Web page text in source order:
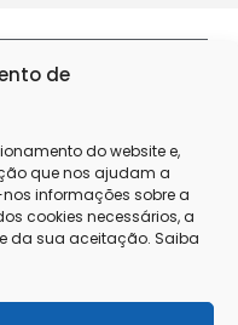
de
do website e,
que nos ajudam a
informações sobre a
cookies necessários, a
da sua aceitação. Saiba
de Privacidade
de Conflitos